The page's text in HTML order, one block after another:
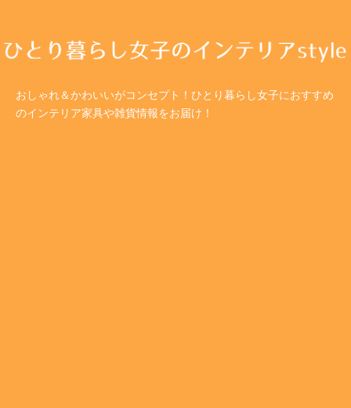
おしゃれ＆かわいいがコンセプト！ひとり暮らし女子におすすめ
のインテリア家具や雑貨情報をお届け！